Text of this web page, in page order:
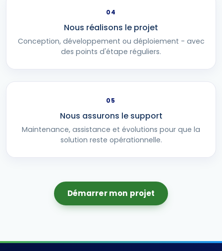
04
Nous réalisons le projet
Conception, développement ou déploiement - avec
des points d'étape réguliers.
05
Nous assurons le support
Maintenance, assistance et évolutions pour que la
solution reste opérationnelle.
Démarrer mon projet